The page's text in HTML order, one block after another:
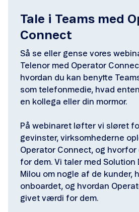
Tale i Teams med
Connect
Så se eller gense vores
Telenor med Operator
hvordan du kan benytte
som telefonmedie, hvad
en kollega eller din mormor.
På webinaret løfter vi sløret
gevinster, virksomhederne
Operator Connect, og hvorfor
for dem. Vi taler med Solution
Milou om nogle af de kunder,
onboardet, og hvordan
givet værdi for dem.